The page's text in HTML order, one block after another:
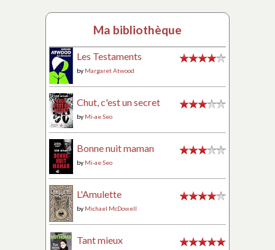
Ma bibliothèque
Les Testaments
by Margaret Atwood
Chut, c'est un secret
by Mi-ae Seo
Bonne nuit maman
by Mi-ae Seo
L'Amulette
by Michael McDowell
Tant mieux